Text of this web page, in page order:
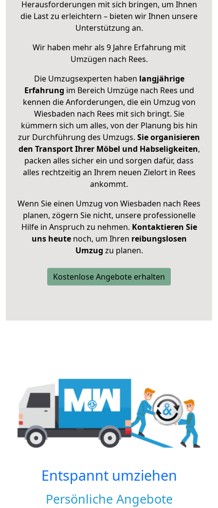
Herausforderungen mit sich bringen, um Ihnen
die Last zu erleichtern – bieten wir Ihnen unsere
Unterstützung an.
Wir haben mehr als 9 Jahre Erfahrung mit
Umzügen nach Rees.
Die Umzugsexperten haben langjährige
Erfahrung im Bereich Umzüge nach Rees und
kennen die Anforderungen, die ein Umzug von
Wiesbaden nach Rees mit sich bringt. Sie
kümmern sich um alles, von der Planung bis hin
zur Durchführung des Umzugs. Sie organisieren
den Transport Ihrer Möbel und Habseligkeiten,
packen alles sicher ein und sorgen dafür, dass
alles rechtzeitig an Ihrem neuen Zielort in Rees
ankommt.
Wenn Sie einen Umzug von Wiesbaden nach Rees
planen, zögern Sie nicht, unsere professionelle
Hilfe in Anspruch zu nehmen. Kontaktieren Sie
uns heutenoch, um Ihren reibungslosen
Umzug zu planen.
Kostenlose Angebote erhalten
Entspannt umziehen
Persönliche Angebote